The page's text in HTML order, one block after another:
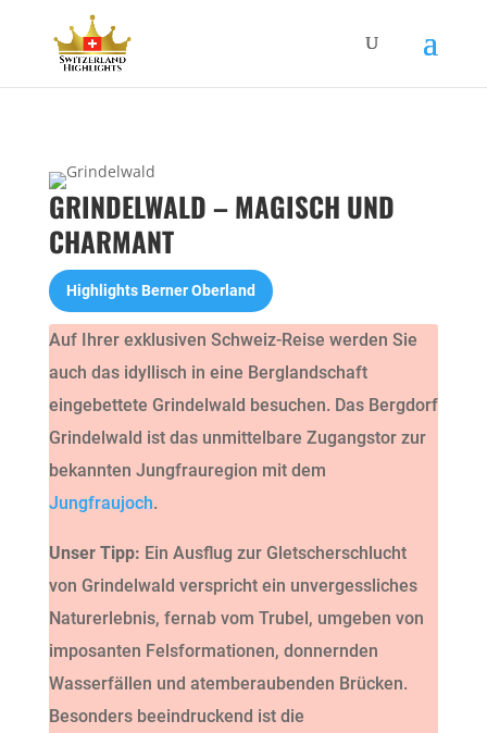
GRINDELWALD – MAGISCH UND
CHARMANT
Highlights Berner Oberland
Auf Ihrer exklusiven Schweiz-Reise werden Sie
auch das idyllisch in eine Berglandschaft
eingebettete Grindelwald besuchen. Das Bergdorf
Grindelwald ist das unmittelbare Zugangstor zur
bekannten Jungfrauregion mit dem
Jungfraujoch.
Unser Tipp: Ein Ausflug zur Gletscherschlucht
von Grindelwald verspricht ein unvergessliches
Naturerlebnis, fernab vom Trubel, umgeben von
imposanten Felsformationen, donnernden
Wasserfällen und atemberaubenden Brücken.
Besonders beeindruckend ist die